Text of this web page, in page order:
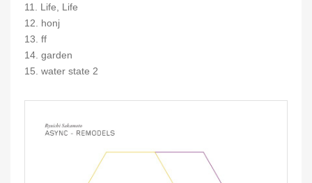
11. Life, Life
12. honj
13. ff
14. garden
15. water state 2